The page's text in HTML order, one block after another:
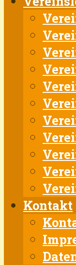
Kontakt